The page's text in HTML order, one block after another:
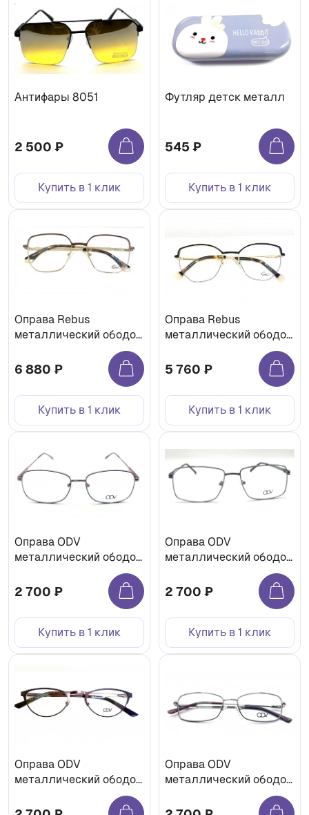
Антифары 8051
2 500 ₽
Купить в 1 клик
Футляр детск металл
545 ₽
Купить в 1 клик
Оправа Rebus
металлический ободок
6 880 ₽
Купить в 1 клик
Оправа Rebus
металлический ободок
5 760 ₽
Купить в 1 клик
Оправа ODV
металлический ободок
2 700 ₽
Купить в 1 клик
Оправа ODV
металлический ободок
2 700 ₽
Купить в 1 клик
Оправа ODV
металлический ободок
Оправа ODV
металлический ободок